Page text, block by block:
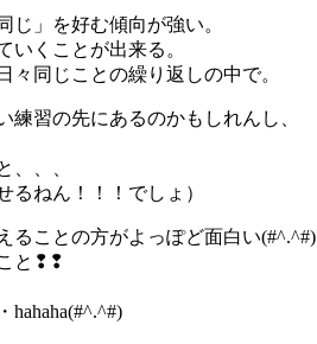
」を好む傾向が強い。
くことが出来る。
同じことの繰り返しの中で。
習の先にあるのかもしれんし、
、、、
ねん！！！でしょ）
ことの方がよっぽど面白い(#^.^#)
と❢❢